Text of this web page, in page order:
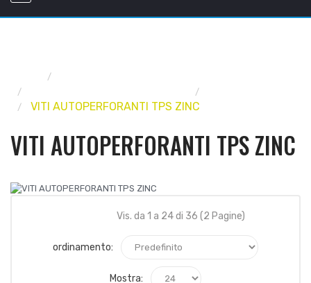
VITI AUTOPERFORANTI TPS ZINC
VITI AUTOPERFORANTI TPS ZINC
Vis. da 1 a 24 di 36 (2 Pagine)
ordinamento:
Mostra: